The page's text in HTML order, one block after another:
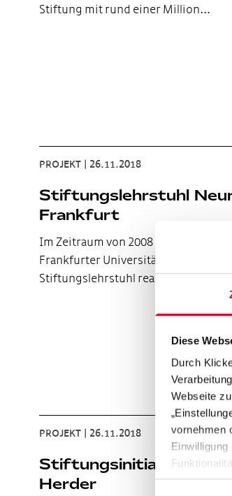
Diese
Durch
Webseite
vornehmen
Stiftung mit rund einer Million…
PROJEKT 26.11.2018
Stiftungslehrstuhl
Frankfurt
Im Zeitraum von 2008 bis 2015 hat
Frankfurter Universitätsklinikum
Stiftungslehrstuhl realisiert.…
PROJEKT 26.11.2018
Stiftungsinitiative
Herder